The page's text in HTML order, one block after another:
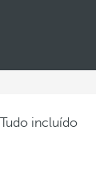
Tudo incluído